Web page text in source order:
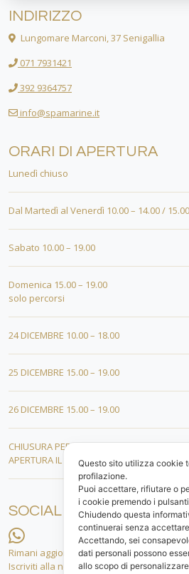
INDIRIZZO
Lungomare Marconi, 37 Senigallia
071 7931421
392 9364757
info@spamarine.it
ORARI DI APERTURA
Lunedì chiuso
Dal Martedì al Venerdì 10.00 – 14.00 /
Sabato 10.00 – 19.00
Domenica 15.00 – 19.00
solo percorsi
24 DICEMBRE 10.00 – 18.00
25 DICEMBRE 15.00 – 19.00
26 DICEMBRE 15.00 – 19.00
CHIUSURA PER FERIE DAL 01 AL 19
APERTURA IL 20 GENNAIO 2026
SOCIAL
Rimani aggiornato.
Iscriviti alla nostra lista whatsapp!
Questo sito utilizza cookie
profilazione.
Puoi accettare, rifiutare o
i cookie premendo i
Chiudendo questa
continuerai senza
Accettando, sei
dati personali possono
allo scopo di